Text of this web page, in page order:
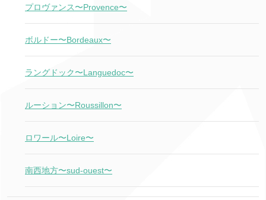
プロヴァンス〜Provence〜
ボルドー〜Bordeaux〜
ラングドック〜Languedoc〜
ルーション〜Roussillon〜
ロワール〜Loire〜
南西地方〜sud-ouest〜